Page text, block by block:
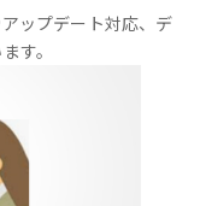
ップデート対応、デ
す。